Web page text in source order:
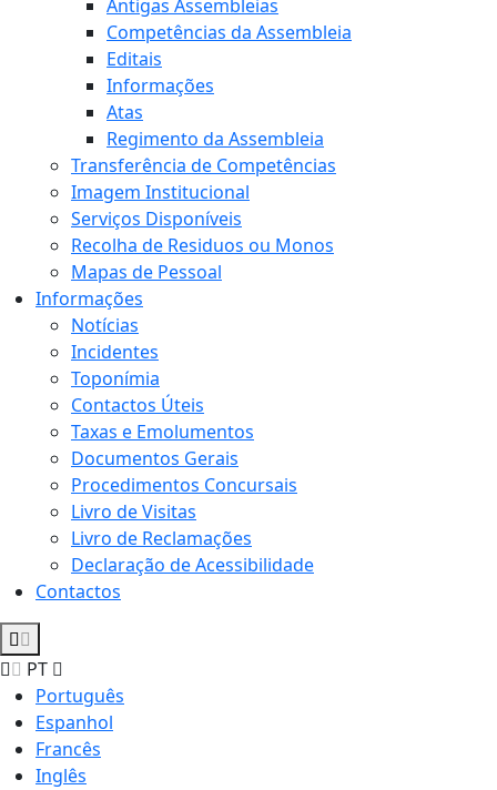
Antigas Assembleias
Competências da Assembleia
Editais
Informações
Atas
Regimento da Assembleia
Transferência de Competências
Imagem Institucional
Serviços Disponíveis
Recolha de Residuos ou Monos
Mapas de Pessoal
Informações
Notícias
Incidentes
Toponímia
Contactos Úteis
Taxas e Emolumentos
Documentos Gerais
Procedimentos Concursais
Livro de Visitas
Livro de Reclamações
Declaração de Acessibilidade
Contactos
PT
Português
Espanhol
Francês
Inglês